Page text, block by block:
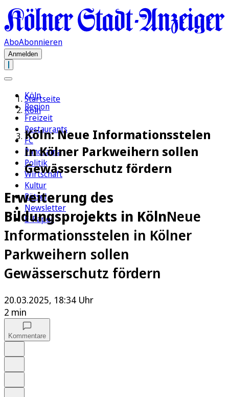
AboAbonnieren
Anmelden
Köln
Region
Freizeit
Restaurants
FC
Panorama
Politik
Wirtschaft
Kultur
Rätsel
Newsletter
E-Paper
Startseite
Köln
Köln: Neue Informationsstelen
in Kölner Parkweihern sollen
Gewässerschutz fördern
Erweiterung des
Bildungsprojekts in KölnNeue
Informationsstelen in Kölner
Parkweihern sollen
Gewässerschutz fördern
20.03.2025, 18:34 Uhr
2 min
Kommentare